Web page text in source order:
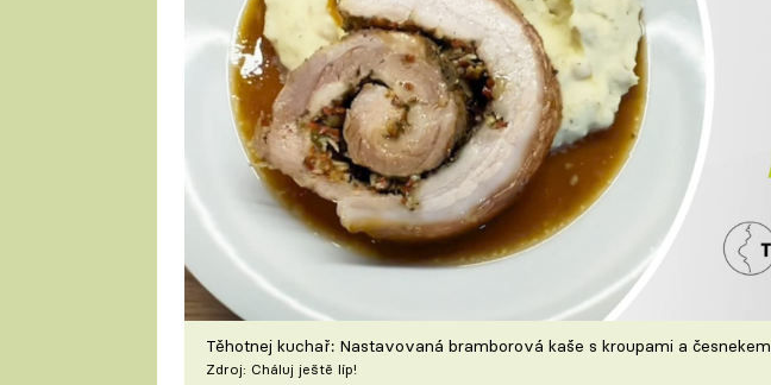
Těhotnej kuchař: Nastavovaná bramborová kaše s kroupami a česnekem
Zdroj: Cháluj ještě líp!